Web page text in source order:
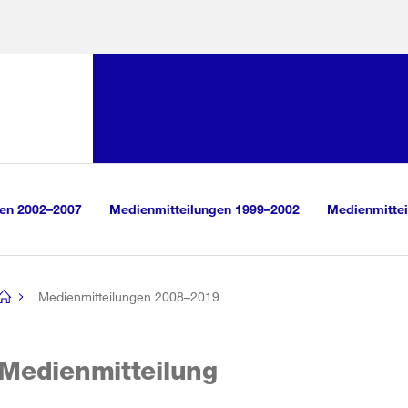
2002–2007 Medienmitteilungen 1999–2002
Medienmitteilungen 2008–2019